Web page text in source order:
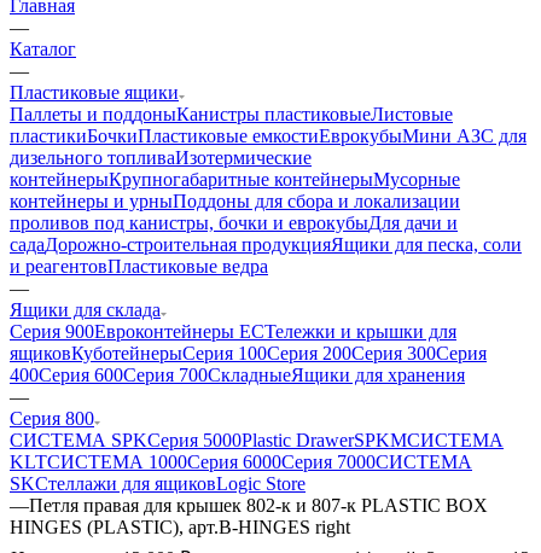
Главная
—
Каталог
—
Пластиковые ящики
Паллеты и поддоныКанистры пластиковыеЛистовые
пластикиБочкиПластиковые емкостиЕврокубыМини АЗС для
дизельного топливаИзотермические
контейнерыКрупногабаритные контейнерыМусорные
контейнеры и урныПоддоны для сбора и локализации
проливов под канистры, бочки и еврокубыДля дачи и
садаДорожно-строительная продукцияЯщики для песка, соли
и реагентовПластиковые ведра
—
Ящики для склада
Серия 900Евроконтейнеры ЕСТележки и крышки для
ящиковКуботейнерыСерия 100Серия 200Серия 300Серия
400Серия 600Серия 700СкладныеЯщики для хранения
—
Серия 800
СИСТЕМА SPKСерия 5000Plastic DrawerSPKMСИСТЕМА
KLTСИСТЕМА 1000Серия 6000Серия 7000СИСТЕМА
SKСтеллажи для ящиковLogic Store
—Петля правая для крышек 802-к и 807-к PLASTIC BOX
HINGES (PLASTIC), арт.B-HINGES right